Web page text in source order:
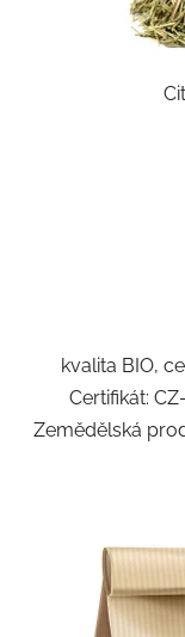
kvalita BIO,
Certifikát:
Zemědělská